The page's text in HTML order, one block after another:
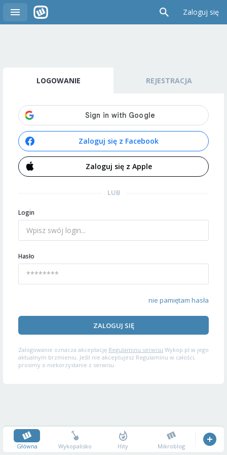
Zaloguj się
LOGOWANIE REJESTRACJA
Zaloguj się z Facebook
Zaloguj się z Apple
LUB
Login
Hasło
nie pamiętam hasła
ZALOGUJ SIĘ
Zalogowanie oznacza akceptację Regulaminu serwisu Wykop.pl w jego
aktualnym brzmieniu. Jeśli nie akceptujesz Regulaminu w całości,
prosimy o niekorzystanie z serwisu.
Główna Wykopalisko Hity Mikroblog